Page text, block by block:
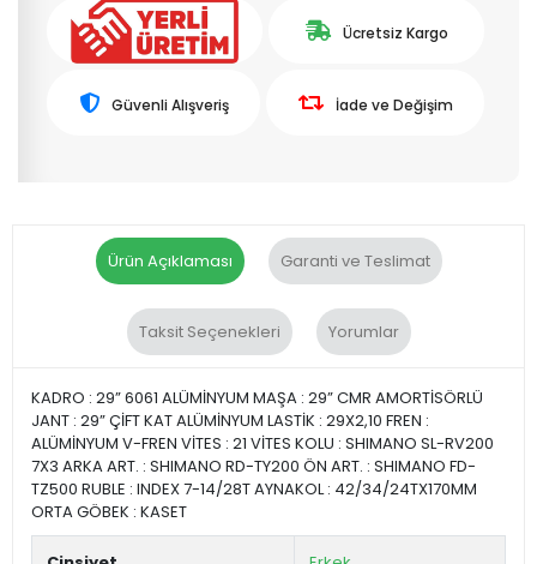
Ücretsiz Kargo
Güvenli Alışveriş İade ve Değişim
Ürün Açıklaması Garanti ve Teslimat
Taksit Seçenekleri Yorumlar
KADRO : 29” 6061 ALÜMİNYUM MAŞA : 29” CMR AMORTİSÖRLÜ
JANT : 29” ÇİFT KAT ALÜMİNYUM LASTİK : 29X2,10 FREN :
ALÜMİNYUM V-FREN VİTES : 21 VİTES KOLU : SHIMANO SL-RV200
7X3 ARKA ART. : SHIMANO RD-TY200 ÖN ART. : SHIMANO FD-
TZ500 RUBLE : INDEX 7-14/28T AYNAKOL : 42/34/24TX170MM
ORTA GÖBEK : KASET